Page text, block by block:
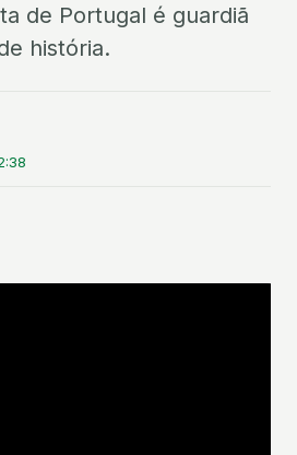
de Portugal é guardiã
história.